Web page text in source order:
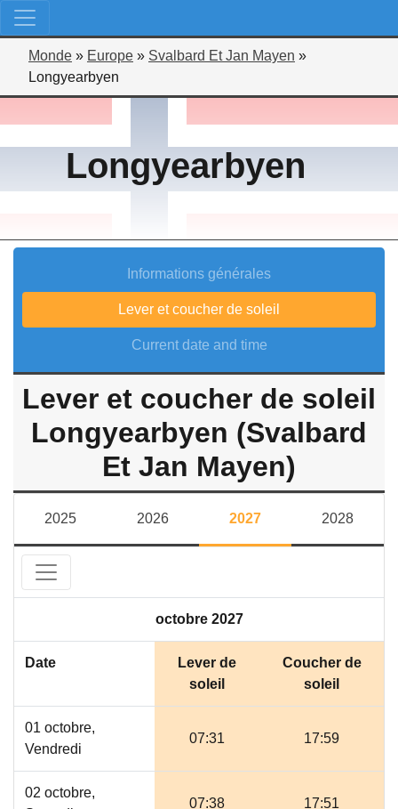
Monde » Europe » Svalbard Et Jan Mayen »
Longyearbyen
Longyearbyen
Informations générales
Lever et coucher de soleil
Current date and time
Lever et coucher de soleil
Longyearbyen (Svalbard
Et Jan Mayen)
2025 2026 2027 2028
octobre 2027
Date
Lever de
soleil
Coucher de
soleil
01 octobre,
Vendredi
07:31 17:59
02 octobre,
07:38 17:51